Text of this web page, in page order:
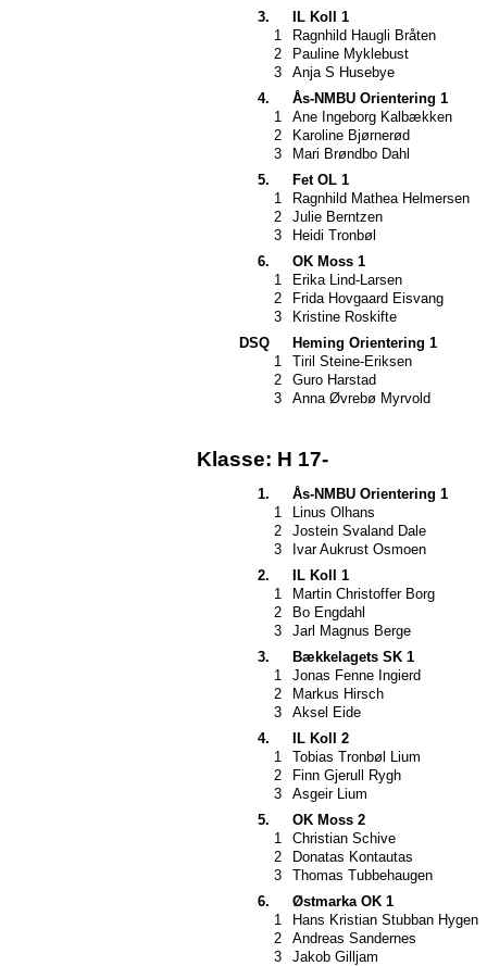
3.
IL Koll 1
1
Ragnhild Haugli Bråten
2
Pauline Myklebust
3
Anja S Husebye
4.
Ås-NMBU Orientering 1
1
Ane Ingeborg Kalbækken
2
Karoline Bjørnerød
3
Mari Brøndbo Dahl
5.
Fet OL 1
1
Ragnhild Mathea Helmersen
2
Julie Berntzen
3
Heidi Tronbøl
6.
OK Moss 1
1
Erika Lind-Larsen
2
Frida Hovgaard Eisvang
3
Kristine Roskifte
DSQ
Heming Orientering 1
1
Tiril Steine-Eriksen
2
Guro Harstad
3
Anna Øvrebø Myrvold
Klasse: H 17-
1.
Ås-NMBU Orientering 1
1
Linus Olhans
2
Jostein Svaland Dale
3
Ivar Aukrust Osmoen
2.
IL Koll 1
1
Martin Christoffer Borg
2
Bo Engdahl
3
Jarl Magnus Berge
3.
Bækkelagets SK 1
1
Jonas Fenne Ingierd
2
Markus Hirsch
3
Aksel Eide
4.
IL Koll 2
1
Tobias Tronbøl Lium
2
Finn Gjerull Rygh
3
Asgeir Lium
5.
OK Moss 2
1
Christian Schive
2
Donatas Kontautas
3
Thomas Tubbehaugen
6.
Østmarka OK 1
1
Hans Kristian Stubban Hygen
2
Andreas Sandernes
3
Jakob Gilljam